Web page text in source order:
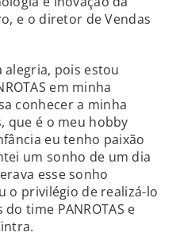
e o diretor de Vendas
alegria, pois estou
em minha
conhecer a minha
que é o meu hobby
eu tenho paixão
um sonho de um dia
esse sonho
o privilégio de realizá-lo
time PANROTAS e